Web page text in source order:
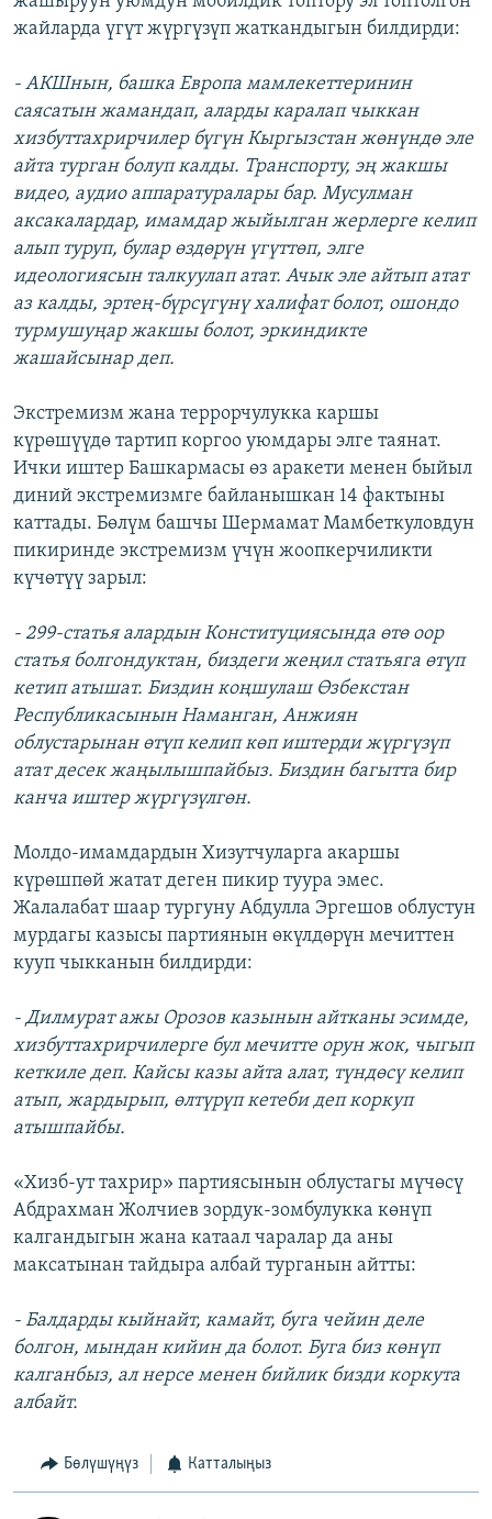
жайларда үгүт жүргүзүп жаткандыгын билдирди:
- АКШнын, башка Европа мамлекеттеринин
саясатын жамандап, аларды каралап чыккан
хизбуттахрирчилер бүгүн Кыргызстан жөнүндө эле
айта турган болуп калды. Транспорту, эң жакшы
видео, аудио аппаратуралары бар. Мусулман
аксакалардар, имамдар жыйылган жерлерге келип
алып туруп, булар өздөрүн үгүттөп, элге
идеологиясын талкуулап атат. Ачык эле айтып атат
аз калды, эртең-бүрсүгүнү халифат болот, ошондо
турмушуңар жакшы болот, эркиндикте
жашайсынар деп.
Экстремизм жана террорчулукка каршы
күрөшүүдө тартип коргоо уюмдары элге таянат.
Ички иштер Башкармасы өз аракети менен быйыл
диний экстремизмге байланышкан 14 фактыны
каттады. Бөлүм башчы Шермамат Мамбеткуловдун
пикиринде экстремизм үчүн жоопкерчиликти
күчөтүү зарыл:
- 299-статья алардын Конституциясында өтө оор
статья болгондуктан, биздеги жеңил статьяга өтүп
кетип атышат. Биздин коңшулаш Өзбекстан
Республикасынын Наманган, Анжиян
облустарынан өтүп келип көп иштерди жүргүзүп
атат десек жаңылышпайбыз. Биздин багытта бир
канча иштер жүргүзүлгөн.
Молдо-имамдардын Хизутчуларга акаршы
күрөшпөй жатат деген пикир туура эмес.
Жалалабат шаар тургуну Абдулла Эргешов облустун
мурдагы казысы партиянын өкүлдөрүн мечиттен
кууп чыкканын билдирди:
- Дилмурат ажы Орозов казынын айтканы эсимде,
хизбуттахрирчилерге бул мечитте орун жок, чыгып
кеткиле деп. Кайсы казы айта алат, түндөсү келип
атып, жардырып, өлтүрүп кетеби деп коркуп
атышпайбы.
«Хизб-ут тахрир» партиясынын облустагы мүчөсү
Абдрахман Жолчиев зордук-зомбулукка көнүп
калгандыгын жана катаал чаралар да аны
максатынан тайдыра албай турганын айтты:
- Балдарды кыйнайт, камайт, буга чейин деле
болгон, мындан кийин да болот. Буга биз көнүп
калганбыз, ал нерсе менен бийлик бизди коркута
албайт.
Бөлүшүңүз Катталыңыз